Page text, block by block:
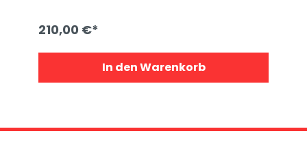
210,00 €*
In den Warenkorb